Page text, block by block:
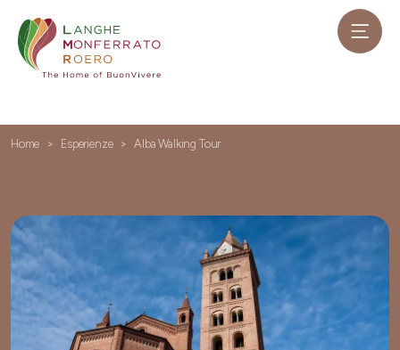
Home Esperienze Alba Walking Tour